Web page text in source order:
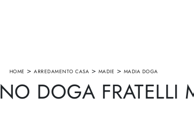
HOME > ARREDAMENTO CASA > MADIE > MADIA DOGA
DOGA FRATELLI